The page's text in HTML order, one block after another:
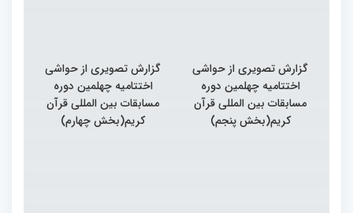
گزارش تصویری از حواشی
اختتامیه چهلمین دوره
مسابقات بین المللی قرآن
کریم(بخش پنجم)
گزارش تصویری از حواشی
اختتامیه چهلمین دوره
مسابقات بین المللی قرآن
کریم(بخش چهارم)